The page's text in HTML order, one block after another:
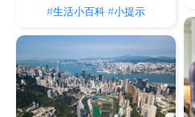
#生活小百科#小提示